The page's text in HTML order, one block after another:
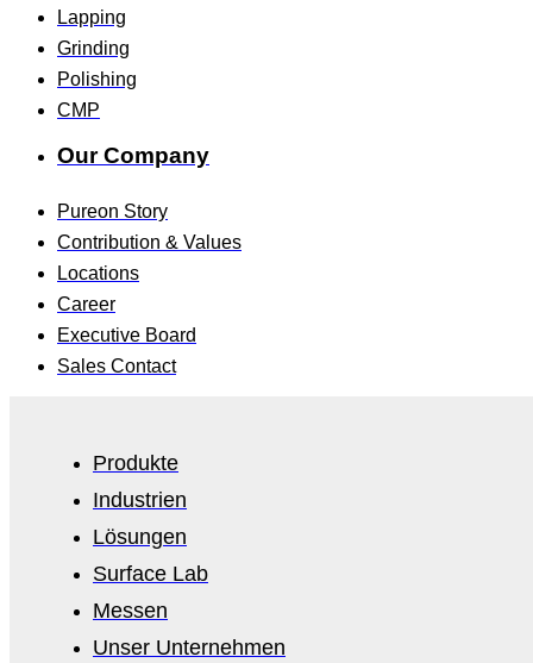
Lapping
Grinding
Polishing
CMP
Our Company
Pureon Story
Contribution & Values
Locations
Career
Executive Board
Sales Contact
Produkte
Industrien
Lösungen
Surface Lab
Messen
Unser Unternehmen